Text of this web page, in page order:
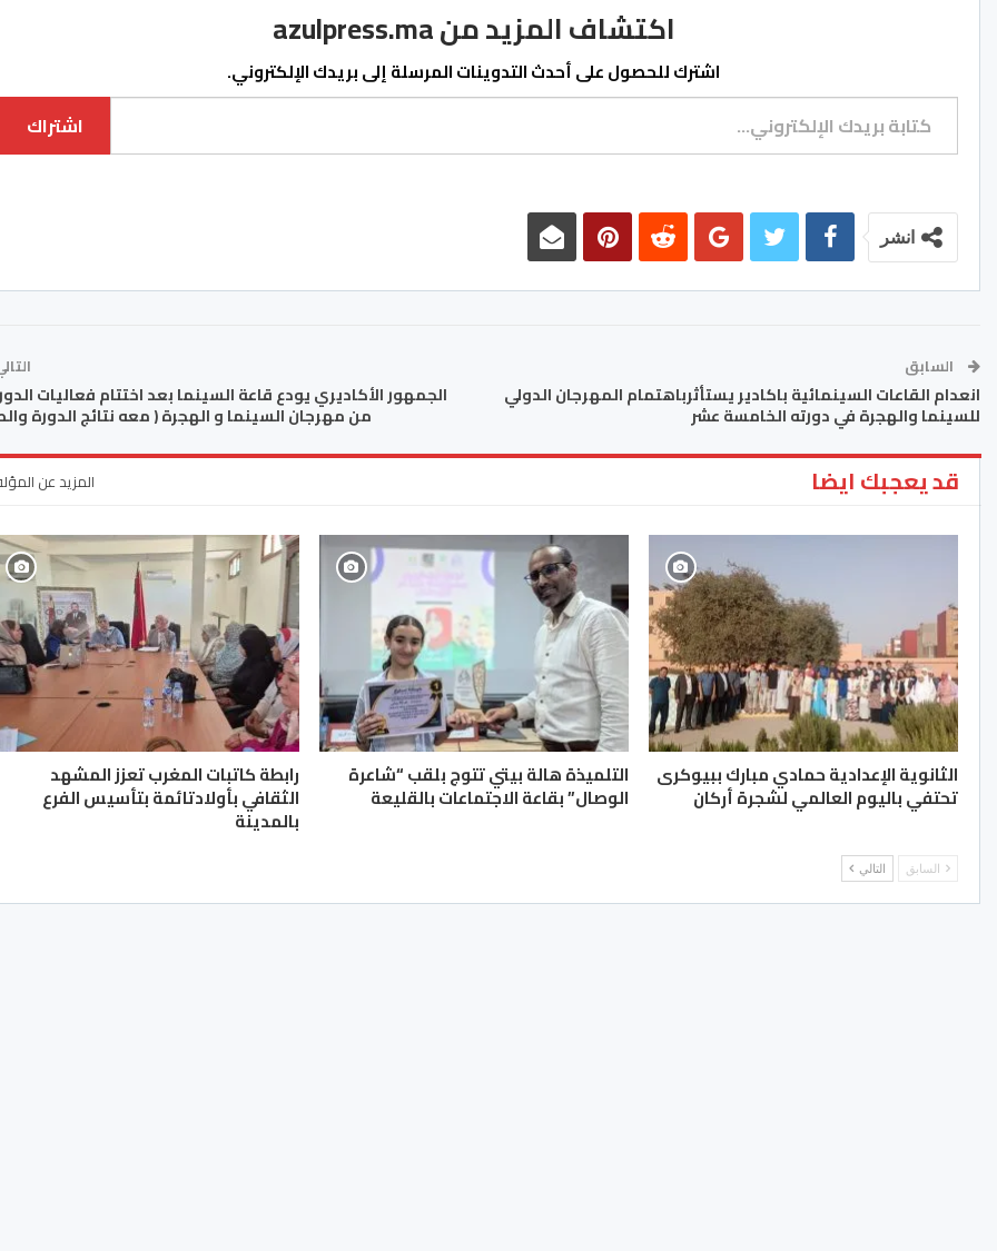
اكتشاف المزيد من azulpress.ma
اشترك للحصول على أحدث التدوينات المرسلة إلى بريدك الإلكتروني.
كتابة بريدك الإلكتروني...
اشتراك
انشر
السابق
انعدام القاعات السينمائية باكادير يستأثرباهتمام المهرجان الدولي
للسينما والهجرة في دورته الخامسة عشر من مهرجان السينما و الهجرة ( معه نتائج الدورة
قد يعجبك ايضا المزيد عن
الثانوية الإعدادية حمادي مبارك ببيوكرى
تحتفي باليوم العالمي لشجرة أركان
التلميذة هالة بيتي تتوج بلقب “شاعرة
الوصال” بقاعة الاجتماعات بالقليعة
رابطة كاتبات المغرب تعزز المشهد
الثقافي بأولادتائمة بتأسيس الفرع
بالمدينة
السابق التالي